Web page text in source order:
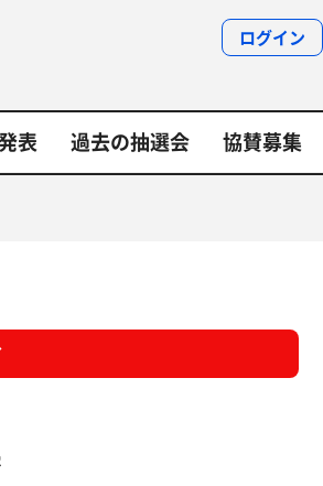
ログイン
表 過去の抽選会 協賛募集